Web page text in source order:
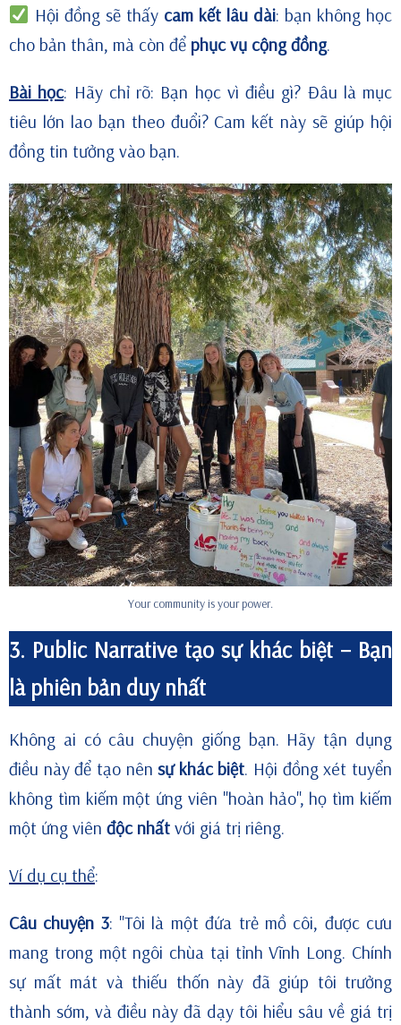
Hội đồng sẽ thấy cam kết lâu dài: bạn không học
cho bản thân, mà còn để phục vụ cộng đồng.
Bài học: Hãy chỉ rõ: Bạn học vì điều gì? Đâu là mục
tiêu lớn lao bạn theo đuổi? Cam kết này sẽ giúp hội
đồng tin tưởng vào bạn.
Your community is your power.
3. Public Narrative tạo sự khác biệt – Bạn
là phiên bản duy nhất
Không ai có câu chuyện giống bạn. Hãy tận dụng
điều này để tạo nênsự khác biệt. Hội đồng xét tuyển
không tìm kiếm một ứng viên "hoàn hảo", họ tìm kiếm
một ứng viên độc nhất với giá trị riêng.
Ví dụ cụ thể:
Câu chuyện 3: "Tôi là một đứa trẻ mồ côi, được cưu
mang trong một ngôi chùa tại tỉnh Vĩnh Long. Chính
sự mất mát và thiếu thốn này đã giúp tôi trưởng
thành sớm, và điều này đã dạy tôi hiểu sâu về giá trị